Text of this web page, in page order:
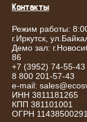
Контакты
Режим работы:
г.Иркутск,
Демо зал:
86
+7 (3952) 74-55-43
8 800 201-57-43
e-mail:
ИНН 3811181265
КПП 381101001
ОГРН